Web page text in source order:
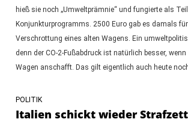
hieß sie noch „Umweltprämnie“ und fungierte als
Konjunkturprogramms. 2500 Euro gab es damals
Verschrottung eines alten Wagens. Ein
denn der CO-2-Fußabdruck ist natürlich besser,
Wagen anschafft. Das gilt eigentlich auch heute
POLITIK
Italien schickt wieder